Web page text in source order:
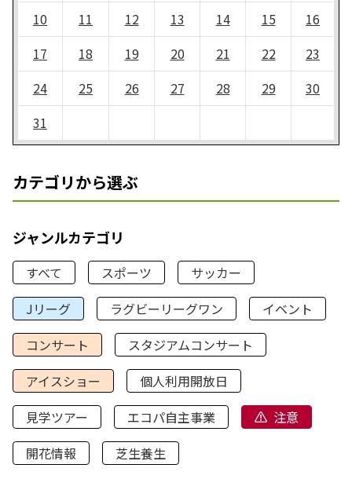
10
11 12 13 14 15
16
17
18 19 20 21 22
23
24
25 26 27 28 29
30
31
カテゴリから選ぶ
ジャンルカテゴリ
すべて スポーツ
サッカー
Jリーグ
ラグビーリーグワン
イベント
コンサート
スタジアムコンサート
アイスショー
個人利用開放日
見学ツアー
エコパ自主事業
注意
開花情報
芝生養生